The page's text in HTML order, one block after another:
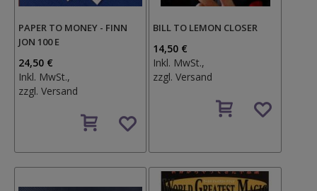
PAPER TO MONEY - FINN
JON 100 E
24,50 €
Inkl. MwSt.,
zzgl. Versand
den
BILL TO LEMON CLOSER
14,50 €
Inkl. MwSt.,
zzgl.Versand
den